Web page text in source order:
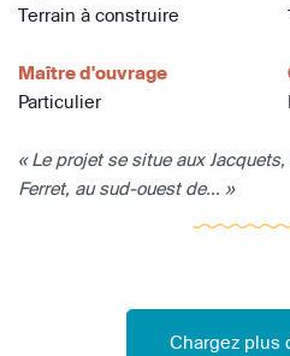
Terrain à construire
Maître d'ouvrage
Particulier
« Le projet se situe aux
Ferret, au sud-ouest de... »
Chargez plus